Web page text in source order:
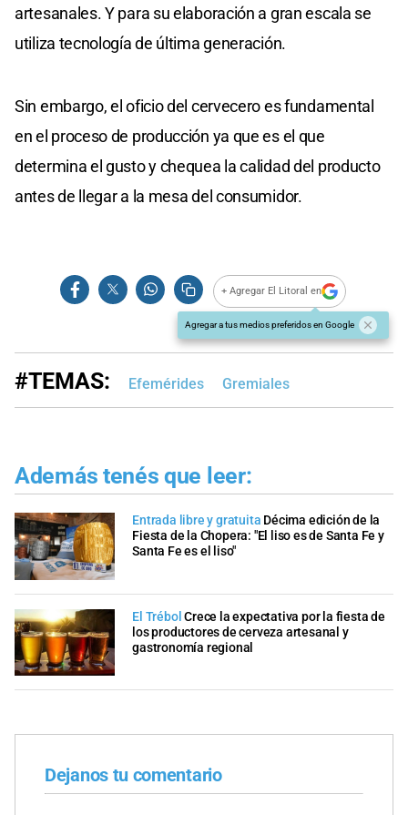
artesanales. Y para su elaboración a gran escala se
utiliza tecnología de última generación.
Sin embargo, el oficio del cervecero es fundamental
en el proceso de producción ya que es el que
determina el gusto y chequea la calidad del producto
antes de llegar a la mesa del consumidor.
+ Agregar El Litoral en
Agregar a tus medios preferidos en Google
#TEMAS: Efemérides Gremiales
Además tenés que leer:
Entrada libre y gratuita Décima edición de la
Fiesta de la Chopera: "El liso es de Santa Fe y
Santa Fe es el liso"
El Trébol Crece la expectativa por la fiesta de
los productores de cerveza artesanal y
gastronomía regional
Dejanos tu comentario